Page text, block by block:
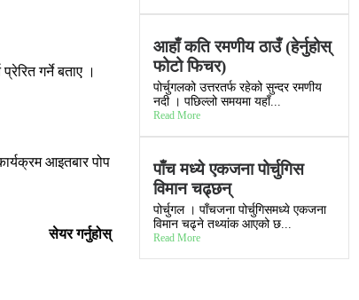
गर्ने बताए ।
आइतबार पोप
सेयर गर्नुहोस्
आहाँ कति रमणीय ठाउँ (हेर्नुहोस्
फोटो फिचर)
पोर्चुगलको उत्तरतर्फ रहेको सुन्दर रमणीय
नदी । पछिल्लो समयमा यहाँ...
Read More
पाँच मध्ये एकजना पोर्चुगिस
विमान चढ्छन्
पोर्चुगल । पाँचजना पोर्चुगिसमध्ये एकजना
विमान चढ्ने तथ्यांक आएको छ...
Read More